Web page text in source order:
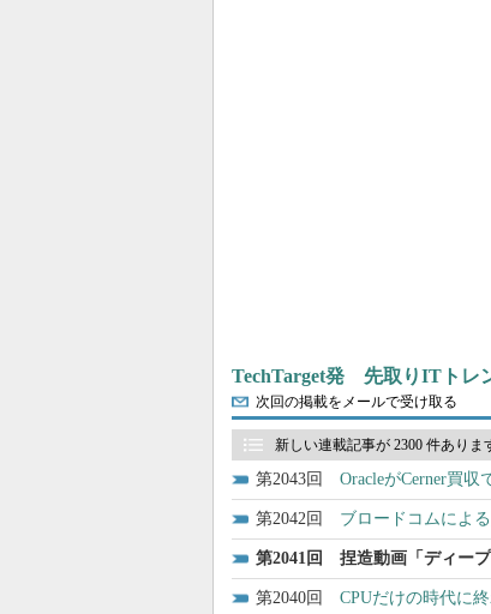
TechTarget発 先取りITトレ
次回の掲載をメールで受け取る
新しい連載記事が 2300 件ありま
2043 OracleがCerner買収
2042 ブロードコムによ
2041 捏造動画「ディー
2040 CPUだけの時代に